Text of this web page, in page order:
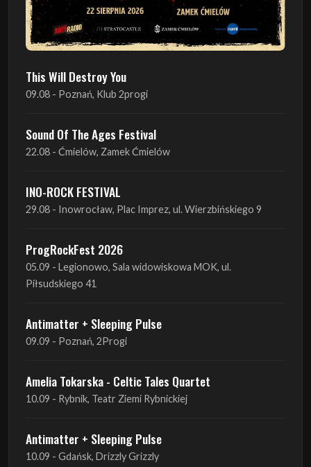
This Will Destroy You
09.08 - Poznań, Klub 2progi
Sound Of The Ages Festival
22.08 - Ćmielów, Zamek Ćmielów
INO-ROCK FESTIVAL
29.08 - Inowrocław, Plac Imprez, ul. Wierzbińskiego 9
ProgRockFest 2026
05.09 - Legionowo, Sala widowiskowa MOK, ul.
Piłsudskiego 41
Antimatter + Sleeping Pulse
09.09 - Poznań, 2Progi
Amelia Tokarska - Celtic Tales Quartet
10.09 - Rybnik, Teatr Ziemi Rybnickiej
Antimatter + Sleeping Pulse
10.09 - Gdańsk, Drizzly Grizzly